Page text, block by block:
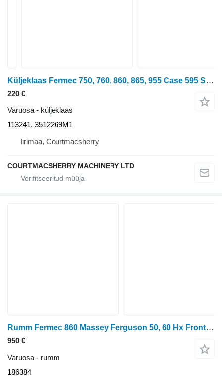
Küljeklaas Fermec 750, 760, 860, 865, 955 Case 595 Sle Rear Cab Glass 3512269m1 113241
220 €
Varuosa - küljeklaas
113241, 3512269M1
Iirimaa, Courtmacsherry
COURTMACSHERRY MACHINERY LTD
Rumm Fermec 860 Massey Ferguson 50, 60 Hx Front Axle Hub Complete Lhs 18638, 186384
950 €
Varuosa - rumm
186384